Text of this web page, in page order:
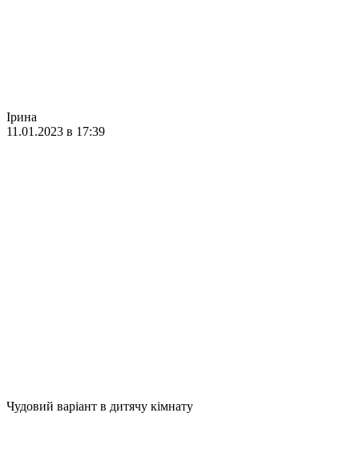
Ірина
11.01.2023 в 17:39
Чудовий варіант в дитячу кімнату